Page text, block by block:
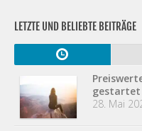
LETZTE UND BELIEBTE BEITRÄGE
gestartet
28. Mai